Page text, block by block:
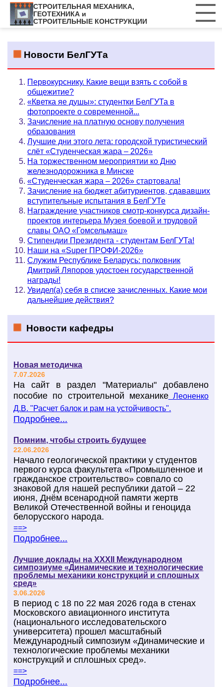
СТРОИТЕЛЬНАЯ МЕХАНИКА,
ГЕОТЕХНИКА и
СТРОИТЕЛЬНЫЕ КОНСТРУКЦИИ
Новости БелГУТа
Первокурснику. Какие вещи взять с собой в
общежитие?
«Кветка яе душы»: студентки БелГУТа в
фотопроекте о современной...
Зачисление на платную основу получения
образования
Лучшие дни этого лета: городской туристический
слёт «Студенческая жара – 2026»
На торжественном мероприятии ко Дню
железнодорожника в Минске
«Студенческая жара – 2026» стартовала!
Зачисление на бюджет абитуриентов, сдававших
вступительные испытания в БелГУТе
Награждение участников смотр-конкурса дизайн-
проектов интерьера Музея боевой и трудовой
славы ОАО «Гомсельмаш»
Стипендии Президента - студентам БелГУТа!
Наши на «Super ПРОФИ-2026»
Служим Республике Беларусь: полковник
Дмитрий Ляпоров удостоен государственной
награды!
Увидел(а) себя в списке зачисленных. Какие мои
дальнейшие действия?
Новости кафедры
Новая методичка
7.07.2026
На сайт в раздел "Материалы" добавлено
пособие по строительной механикеЛеоненко
Д.В. "Расчет балок и рам на устойчивость".
Подробнее...
Помним, чтобы строить будущее
22.06.2026
Начало геологической практики у студентов
первого курса факультета «Промышленное и
гражданское строительство» совпало со
знаковой для нашей республики датой – 22
июня, Днём всенародной памяти жертв
Великой Отечественной войны и геноцида
белорусского народа.
==>
Подробнее...
Лучшие доклады на XXХІІ Международном
симпозиуме «Динамические и технологические
проблемы механики конструкций и сплошных
сред»
3.06.2026
В период с 18 по 22 мая 2026 года в стенах
Московского авиационного института
(национального исследовательского
университета) прошел масштабный
Международный симпозиум «Динамические и
технологические проблемы механики
конструкций и сплошных сред».
==>
Подробнее...